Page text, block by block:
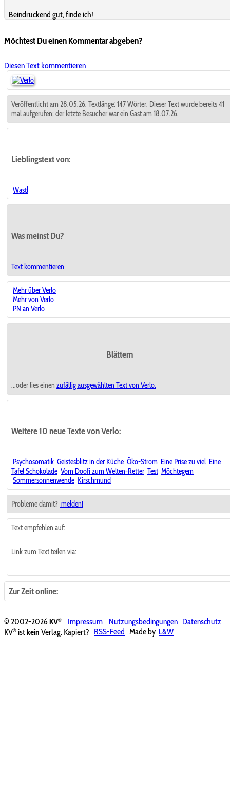
Beindruckend gut, finde ich!
Möchtest Du einen Kommentar abgeben?
Diesen Text kommentieren
Veröffentlicht am 28.05.26. Textlänge: 147 Wörter. Dieser Text wurde bereits 41
mal aufgerufen; der letzte Besucher war ein Gast am 18.07.26.
Lieblingstextvon:
Wastl
Was meinst Du?
Text kommentieren
Mehr über Verlo
Mehr von Verlo
PN an Verlo
Blättern
...oder lies einen zufällig ausgewählten Text von Verlo.
Weitere 10 neue Texte von Verlo:
Psychosomatik Geistesblitz in der Küche Öko-Strom Eine Prise zu viel Eine
Tafel Schokolade Vom Doofi zum Welten-Retter Test Möchtegern
Sommersonnenwende Kirschmund
Probleme damit? melden!
Text empfehlen auf:
Link zum Text teilen via:
Zur Zeit online:
© 2002-2026KV® Impressum Nutzungsbedingungen Datenschutz
KV® istkein Verlag. Kapiert? RSS-Feed Made by L&W